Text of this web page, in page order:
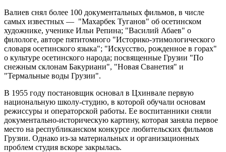
Валиев снял более 100 документальных фильмов, в числе
самых известных — "Махарбек Туганов" об осетинском
художнике, ученике Ильи Репина; "Василий Абаев" о
филологе, авторе пятитомного "Историко-этимологического
словаря осетинского языка"; "Искусство, рожденное в горах"
о культуре осетинского народа; посвященные Грузии "По
снежным склонам Бакуриани", "Новая Сванетия" и
"Термальные воды Грузии".
В 1955 году постановщик основал в Цхинвале первую
национальную школу-студию, в которой обучали основам
режиссуры и операторской работы. Ее воспитанники сняли
документально-историческую картину, которая заняла первое
место на республиканском конкурсе любительских фильмов
Грузии. Однако из-за материальных и организационных
проблем студия вскоре закрылась.